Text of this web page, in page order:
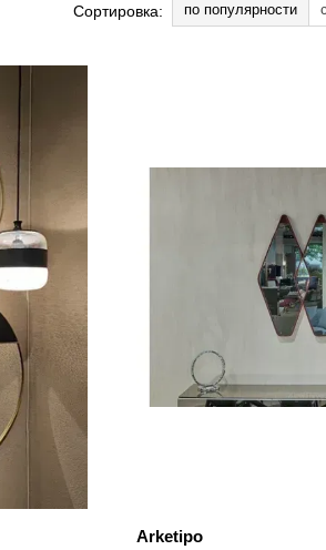
Сортировка: по популярности
Arketipo